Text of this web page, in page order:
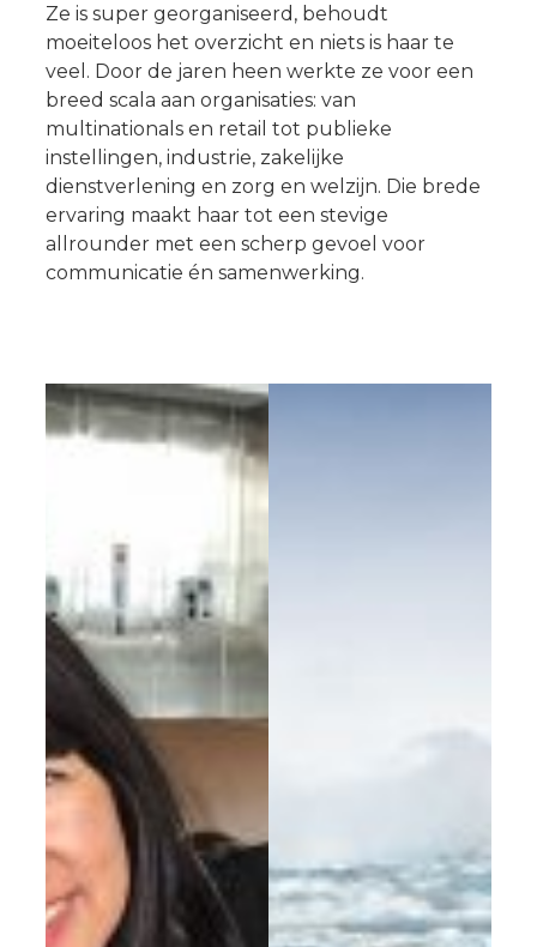
Ze is super georganiseerd, behoudt
moeiteloos het overzicht en niets is haar te
veel. Door de jaren heen werkte ze voor een
breed scala aan organisaties: van
multinationals en retail tot publieke
instellingen, industrie, zakelijke
dienstverlening en zorg en welzijn. Die brede
ervaring maakt haar tot een stevige
allrounder met een scherp gevoel voor
communicatie én samenwerking.